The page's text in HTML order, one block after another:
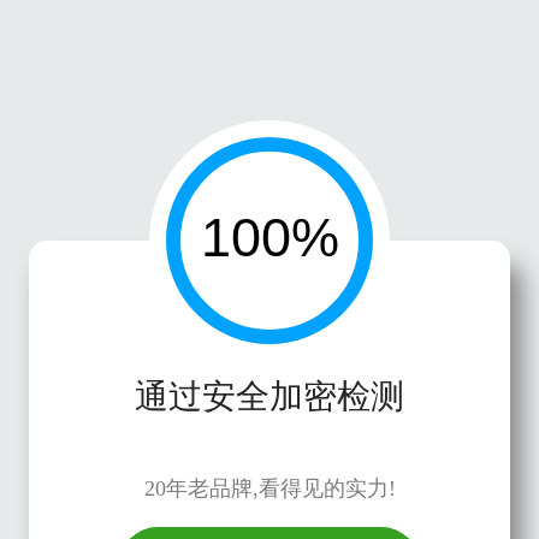
通过安全加密检测
20年老品牌,看得见的实力!